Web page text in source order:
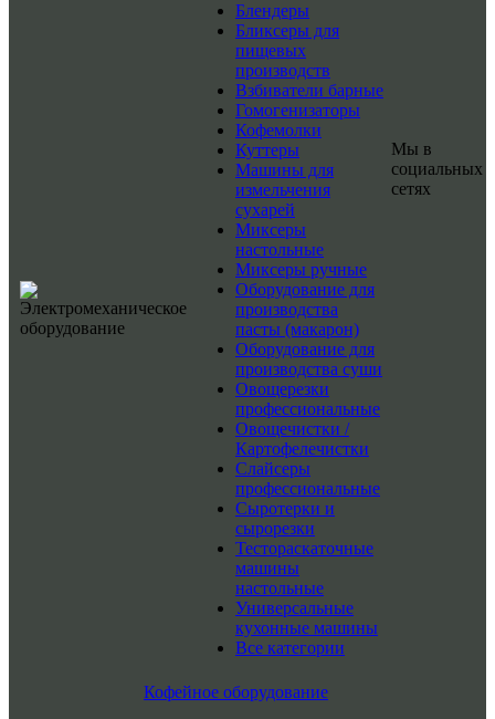
Блендеры
Бликсеры для
пищевых
производств
Взбиватели барные
Гомогенизаторы
Кофемолки
Куттеры
Машины для
измельчения
сухарей
Миксеры
настольные
Миксеры ручные
Оборудование для
производства
пасты (макарон)
Оборудование для
производства суши
Овощерезки
профессиональные
Овощечистки /
Картофелечистки
Слайсеры
профессиональные
Сыротерки и
сырорезки
Тестораскаточные
машины
настольные
Универсальные
кухонные машины
Все категории
Кофейное оборудование
Мы в
социальных
сетях